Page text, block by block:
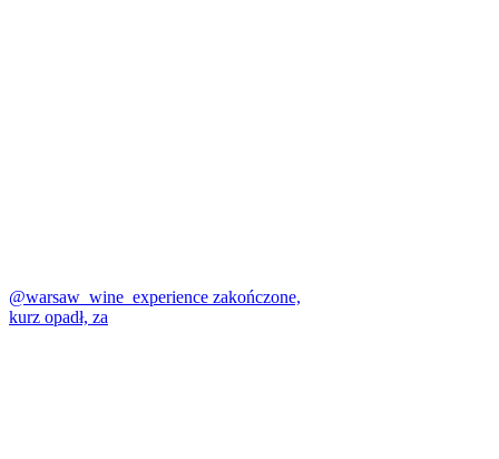
@warsaw_wine_experience zakończone,
kurz opadł, za